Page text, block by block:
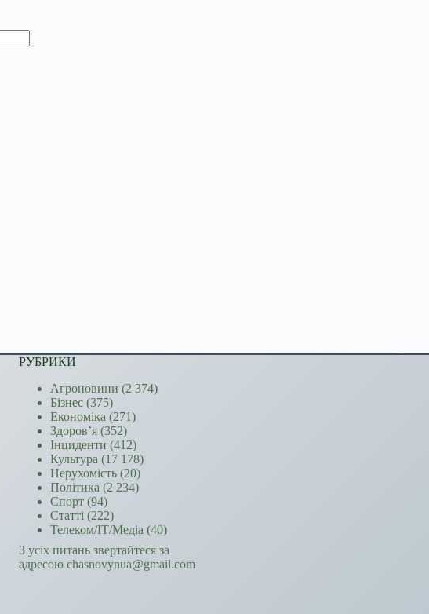
РУБРИКИ
Агроновини (2 374)
Бізнес (375)
Економіка (271)
Здоров’я (352)
Інциденти (412)
Культура (17 178)
Нерухомість (20)
Політика (2 234)
Спорт (94)
Статті (222)
Телеком/ІТ/Медіа (40)
З усіх питань звертайтеся за
адресою chasnovynua@gmail.com